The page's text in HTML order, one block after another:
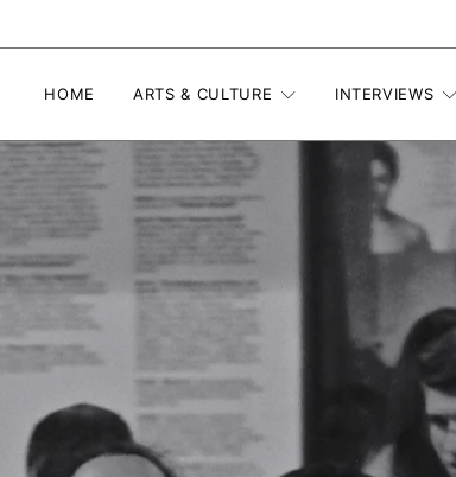
HOME ARTS & CULTURE INTERVIEWS